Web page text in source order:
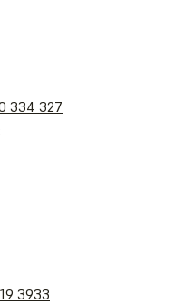
334 327
3933